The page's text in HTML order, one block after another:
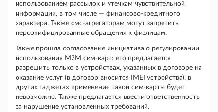
использованием рассылок и утечкам чувствительной
информации, в том числе — финансово-кредитного
характера. Также смс-агрегаторам могут запретить
персонифицированные обращения к физлицам.
Также прошла согласование инициатива о регулировании
использования М2М сим-карт: его предлагается
разрешить только в устройствах, указанных в договоре на
оказание услуг (в договор вносится IMEI устройства), в
других гаджетах применение такой сим-карты будет
невозможно. Также предлагается ввести ответственность
за нарушение установленных требований.